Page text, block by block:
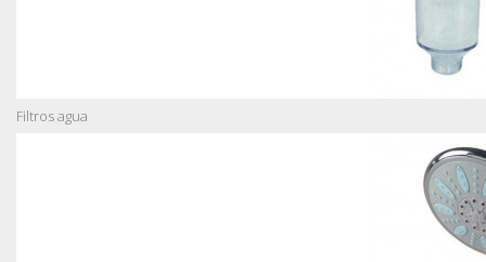
Filtros agua